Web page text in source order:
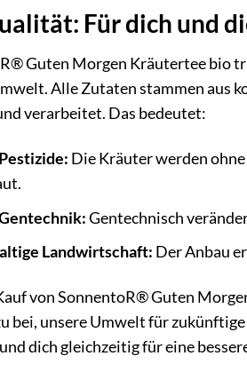
Für dich und
Guten Morgen Kräutertee bio
Alle Zutaten stammen aus
verarbeitet. Das bedeutet:
Die Kräuter werden
Gentechnisch
Landwirtschaft: Der Anbau
von SonnentoR® Guten
bei, unsere Umwelt für
dich gleichzeitig für eine